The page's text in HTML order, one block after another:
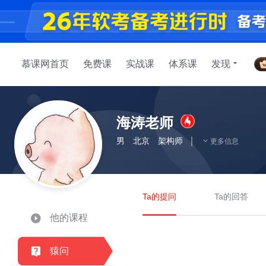
慕课网首页 免费课 实战课 体系课 发现
海涛老师
男 北京 架构师 更多信息
他的课程
猿问
Ta的提问 Ta的回答